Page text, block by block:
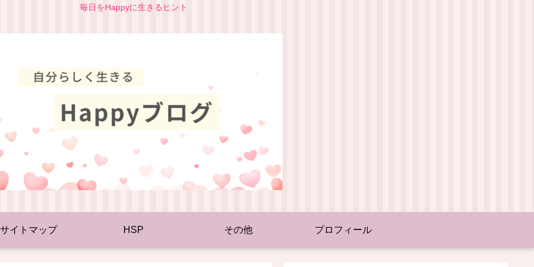
毎日をHappyに生きるヒント
サイトマップ HSP その他 プロフィール